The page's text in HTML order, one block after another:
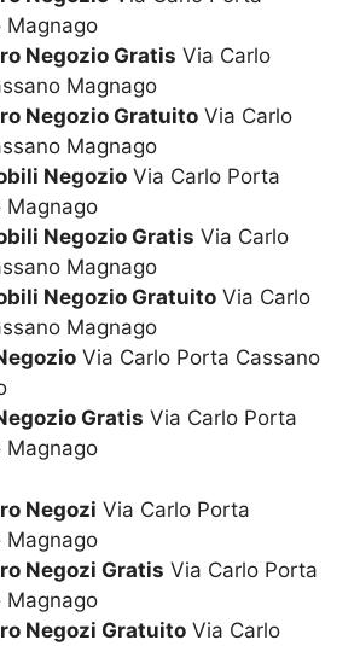
Magnago
Negozio Gratis Via Carlo
Magnago
Negozio Gratuito Via Carlo
Magnago
Negozio Via Carlo Porta
Magnago
Negozio Gratis Via Carlo
Magnago
Negozio Gratuito Via Carlo
Magnago
Via Carlo Porta Cassano
Gratis Via Carlo Porta
Magnago
Negozi Via Carlo Porta
Magnago
Negozi Gratis Via Carlo Porta
Magnago
Negozi Gratuito Via Carlo